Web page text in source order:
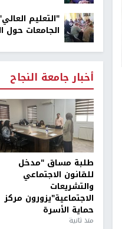
"التعليم
الجامعات حول
أخبار جامعة النجاح
طلبة مساق "مدخل
للقانون الاجتماعي
والتشريعات
الاجتماعية"يزورون مركز
حماية الأسرة
منذ ثانية